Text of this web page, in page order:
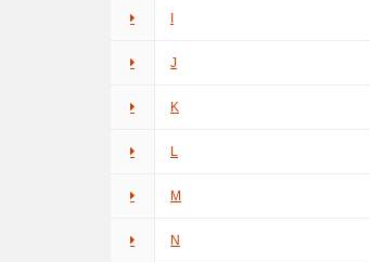
J
K
L
M
N